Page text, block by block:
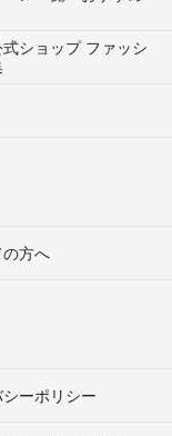
ショップ ファッシ
方へ
ーポリシー